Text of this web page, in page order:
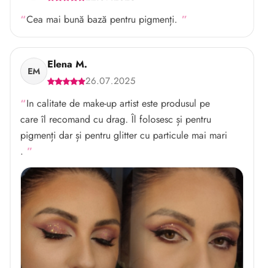
Cea mai bună bază pentru pigmenți.
EM Elena M.
26.07.2025
In calitate de make-up artist este produsul pe
care îl recomand cu drag. Îl folosesc și pentru
pigmenți dar și pentru glitter cu particule mai mari
.